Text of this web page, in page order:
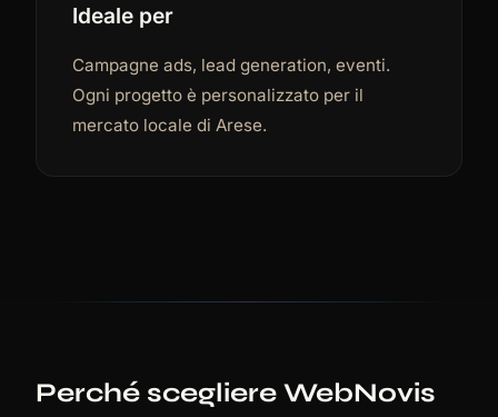
Ideale per
Campagne ads, lead generation, eventi.
Ogni progetto è personalizzato per il
mercato locale di Arese.
Perché scegliere WebNovis